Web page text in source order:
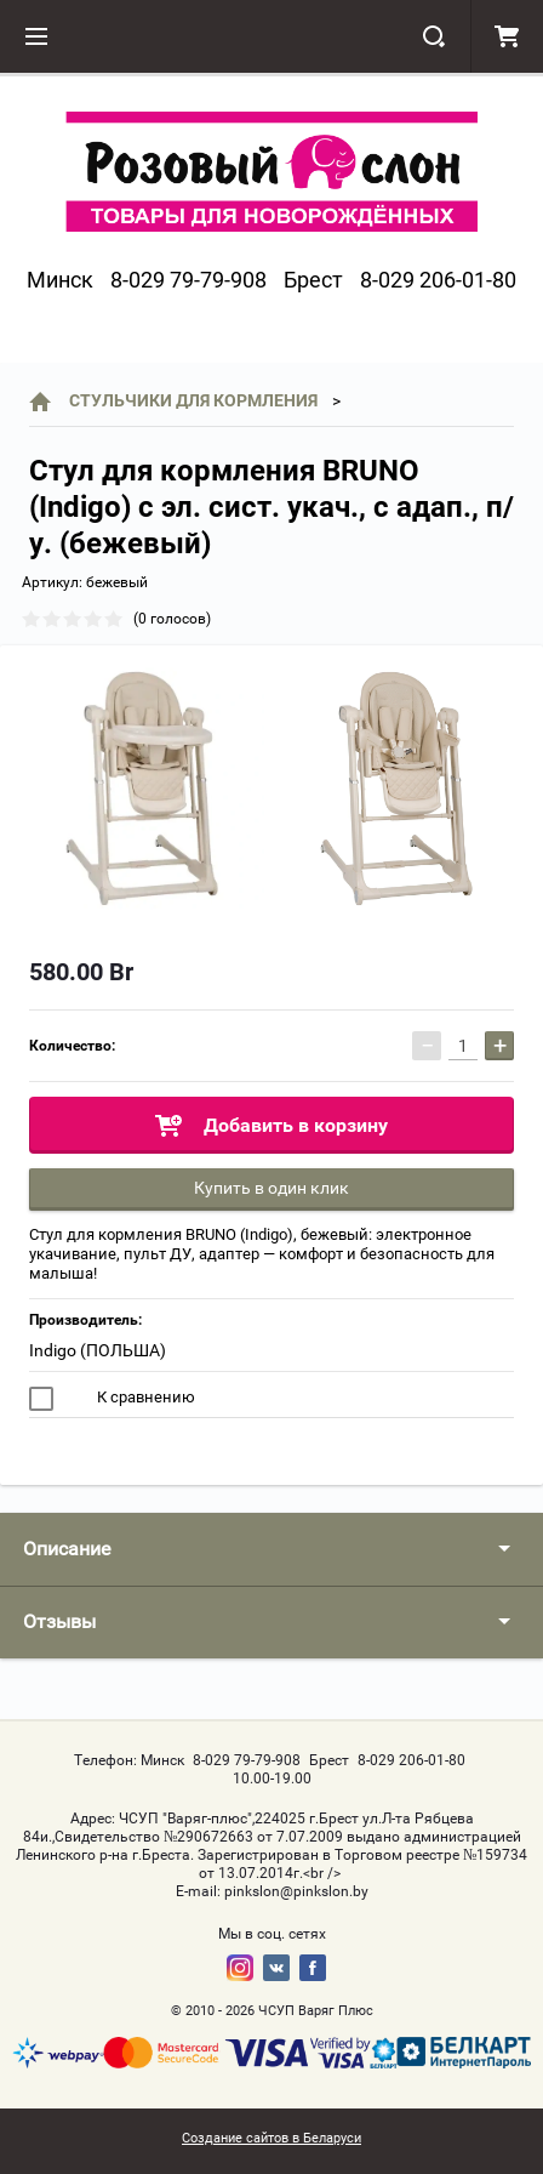
Минск 8-029 79-79-908 Брест 8-029 206-01-80
СТУЛЬЧИКИ ДЛЯ КОРМЛЕНИЯ
Стул для кормления BRUNO
(Indigo) с эл. сист. укач., с адап., п/
у. (бежевый)
Артикул: бежевый
(0 голосов)
580.00 Br
Количество: − +
Добавить в корзину
Купить в один клик
Стул для кормления BRUNO (Indigo), бежевый: электронное
укачивание, пульт ДУ, адаптер — комфорт и безопасность для
малыша!
Производитель:
Indigo (ПОЛЬША)
К сравнению
Описание
Отзывы
Телефон: Минск 8-029 79-79-908 Брест 8-029 206-01-80
10.00-19.00
Адрес: ЧСУП "Варяг-плюс",224025 г.Брест ул.Л-та Рябцева
84и.,Свидетельство №290672663 от 7.07.2009 выдано администрацией
Ленинского р-на г.Бреста. Зарегистрирован в Торговом реестре №159734
от 13.07.2014г.<br />
Е-mail: pinkslon@pinkslon.by
Мы в соц. сетях
© 2010 - 2026 ЧСУП Варяг Плюс
Создание сайтов в Беларуси